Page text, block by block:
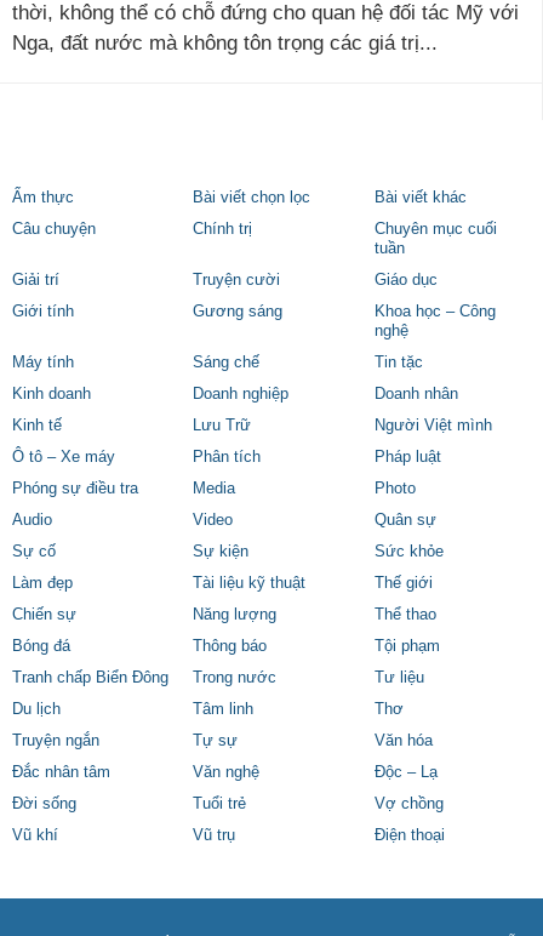
thời, không thể có chỗ đứng cho quan hệ đối tác Mỹ với
Nga, đất nước mà không tôn trọng các giá trị...
Ẩm thực Bài viết chọn lọc
Bài viết khác
Câu chuyện
Chính trị
Chuyên mục cuối
tuần
Giải trí
Truyện cười
Giáo dục
Giới tính
Gương sáng
Khoa học – Công
nghệ
Máy tính
Sáng chế
Tin tặc
Kinh doanh
Doanh nghiệp
Doanh nhân
Kinh tế
Lưu Trữ
Người Việt mình
Ô tô – Xe máy
Phân tích
Pháp luật
Phóng sự điều tra
Media
Photo
Audio
Video
Quân sự
Sự cố
Sự kiện
Sức khỏe
Làm đẹp
Tài liệu kỹ thuật
Thế giới
Chiến sự
Năng lượng
Thể thao
Bóng đá
Thông báo
Tội phạm
Tranh chấp Biển Đông
Trong nước
Tư liệu
Du lịch
Tâm linh
Thơ
Truyện ngắn
Tự sự
Văn hóa
Đắc nhân tâm
Văn nghệ
Độc – Lạ
Đời sống
Tuổi trẻ
Vợ chồng
Vũ khí
Vũ trụ Điện thoại